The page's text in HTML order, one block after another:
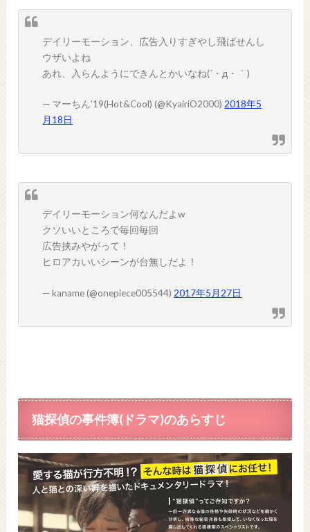
デイリーモーション、広告入りすぎやし飛ばせんし
ウザいよね
あれ、入らんようにできんとかいなね(´・д・｀)
— マーちん’19(Hot&Cool) (@KyairiO2000)2018年5
月18日
デイリーモーション何なんだよw
クソいいところで毎回毎回
広告挟みやがって！
ヒロアカいいシーンが台無しだよ！
— kaname (@onepiece005544) 2017年5月27日
猫探偵の事件簿(ドラマ)のあらすじ